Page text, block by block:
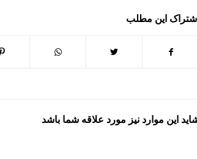
این مطلب
این موارد نیز مورد علاقه شما باشد